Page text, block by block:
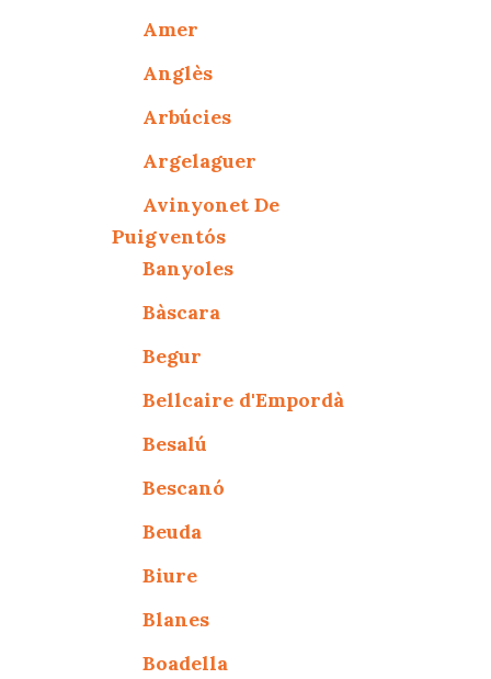
Amer
Anglès
Arbúcies
Argelaguer
Avinyonet De
Puigventós
Banyoles
Bàscara
Begur
Bellcaire d'Empordà
Besalú
Bescanó
Beuda
Biure
Blanes
Boadella